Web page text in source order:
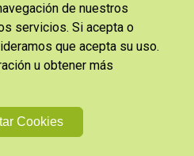
| Desarrollado por
Services
Aviso Legal
¿Necesitas
de nuestros
servicios. Si acepta o
que acepta su uso.
u obtener más
Cookies